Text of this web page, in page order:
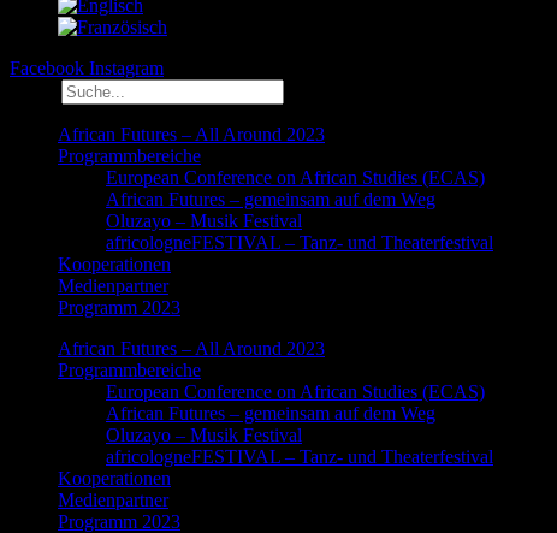
Facebook Instagram
African Futures – All Around 2023
Programmbereiche
European Conference on African Studies (ECAS)
African Futures – gemeinsam auf dem Weg
Oluzayo – Musik Festival
africologneFESTIVAL – Tanz- und Theaterfestival
Kooperationen
Medienpartner
Programm 2023
African Futures – All Around 2023
Programmbereiche
European Conference on African Studies (ECAS)
African Futures – gemeinsam auf dem Weg
Oluzayo – Musik Festival
africologneFESTIVAL – Tanz- und Theaterfestival
Kooperationen
Medienpartner
Programm 2023